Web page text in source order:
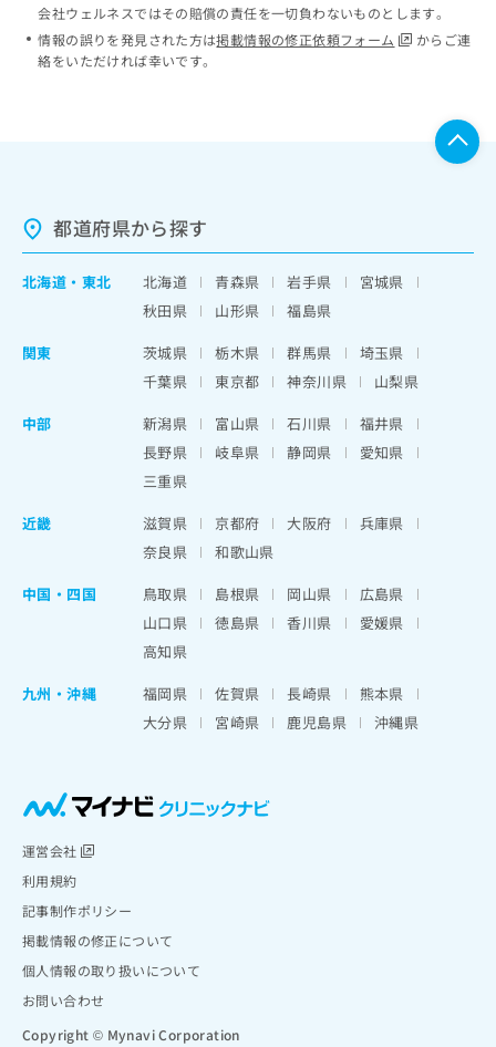
会社ウェルネスではその賠償の責任を一切負わないものとします。
情報の誤りを発見された方は掲載情報の修正依頼フォーム
からご連
絡をいただければ幸いです。
都道府県から探す
北海道 ・ 東北 北海道 青森県 岩手県
宮城県
秋田県
山形県
福島県
関東
茨城県 栃木県 群馬県
埼玉県
千葉県
東京都 神奈川県
山梨県
中部
新潟県 富山県 石川県
福井県
長野県
岐阜県 静岡県
愛知県
三重県
近畿
滋賀県 京都府 大阪府
兵庫県
奈良県
和歌山県
中国・四国
鳥取県 島根県 岡山県
広島県
山口県
徳島県 香川県
愛媛県
高知県
九州・沖縄
福岡県 佐賀県 長崎県
熊本県
大分県
宮崎県 鹿児島県 沖縄県
運営会社
利用規約
記事制作ポリシー
掲載情報の修正について
個人情報の取り扱いについて
お問い合わせ
Copyright © Mynavi Corporation